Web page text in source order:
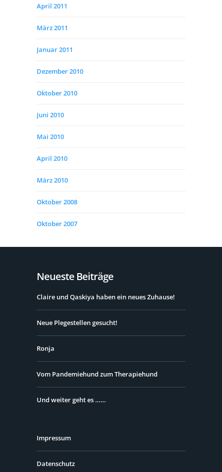
April 2011
März 2011
Januar 2011
Dezember 2010
Oktober 2010
Juni 2010
Mai 2010
April 2010
März 2010
Oktober 2008
Oktober 2007
Neueste Beiträge
Claire und Qaskiya haben ein neues Zuhause!
Neue Plegestellen gesucht!
Ronja
Vom Pandemiehund zum Therapiehund
Und weiter geht es ……
Impressum
Datenschutz